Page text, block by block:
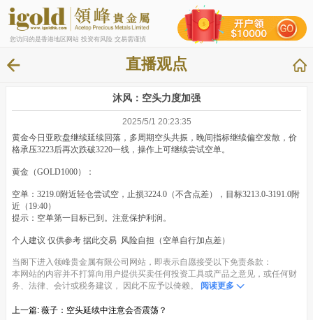
您访问的是香港地区网站 投资有风险 交易需谨慎
直播观点
沐风：空头力度加强
2025/5/1 20:23:35
黄金今日亚欧盘继续延续回落，多周期空头共振，晚间指标继续偏空发散，价
格承压3223后再次跌破3220一线，操作上可继续尝试空单。
黄金（GOLD1000）：
空单：3219.0附近轻仓尝试空，止损3224.0（不含点差），目标3213.0-3191.0附
近（19:40）
提示：空单第一目标已到。注意保护利润。
个人建议 仅供参考 据此交易 风险自担（空单自行加点差）
当阁下进入领峰贵金属有限公司网站，即表示自愿接受以下免责条款：
本网站的内容并不打算向用户提供买卖任何投资工具或产品之意见，或任何财
务、法律、会计或税务建议， 因此不应予以倚赖。
阅读更多
上一篇: 薇子：空头延续中注意会否震荡？